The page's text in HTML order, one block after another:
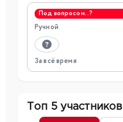
Под вопросом..?
Ручной
За всё время
Топ 5 участников